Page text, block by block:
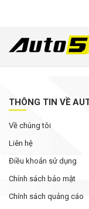
THÔNG TIN VỀ
Về chúng tôi
Liên hệ
Điều khoản sử dụng
Chính sách bảo mật
Chính sách quảng cáo